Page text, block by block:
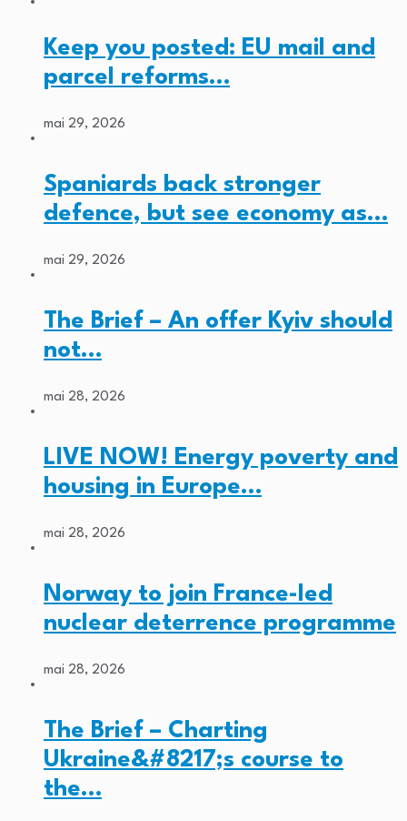
Keep you posted: EU mail and
parcel reforms…
mai 29, 2026
Spaniards back stronger
defence, but see economy as…
mai 29, 2026
The Brief – An offer Kyiv should
not…
mai 28, 2026
LIVE NOW! Energy poverty and
housing in Europe…
mai 28, 2026
Norway to join France-led
nuclear deterrence programme
mai 28, 2026
The Brief – Charting
Ukraine&#8217;s course to
the…